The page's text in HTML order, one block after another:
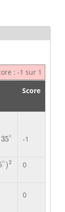
: -1 sur 1
Score
35∘
35∘ -1
∘)2
)2 0
0